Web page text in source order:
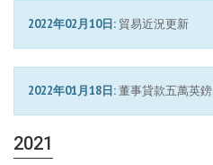
2022年02月10日: 貿易近況更新
2022年01月18日:董事貸款五萬英鎊
2021